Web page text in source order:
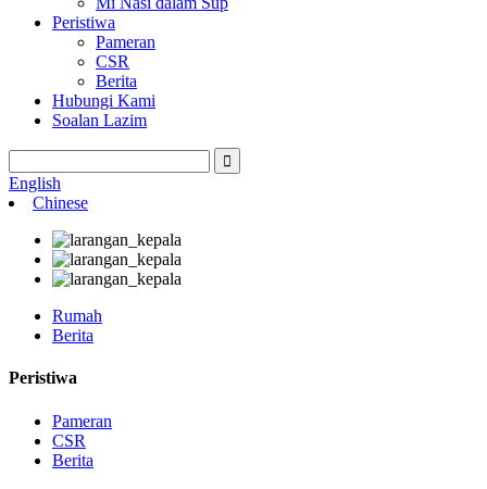
Peristiwa
Pameran
CSR
Berita
Hubungi Kami
Soalan Lazim
English
Chinese
Rumah
Berita
Peristiwa
Pameran
CSR
Berita